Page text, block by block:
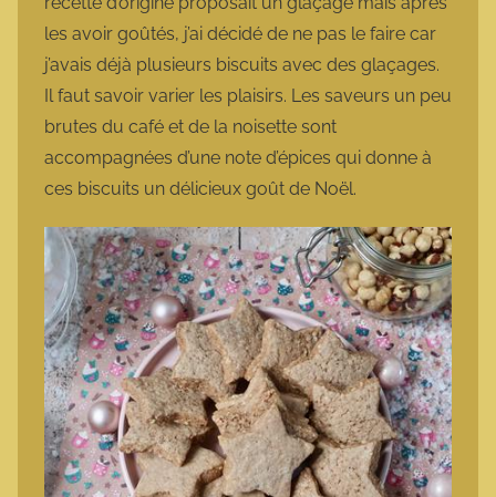
les avoir goûtés, j’ai décidé de ne pas le faire car
j’avais déjà plusieurs biscuits avec des glaçages.
Il faut savoir varier les plaisirs. Les saveurs un peu
brutes du café et de la noisette sont
accompagnées d’une note d’épices qui donne à
ces biscuits un délicieux goût de Noël.